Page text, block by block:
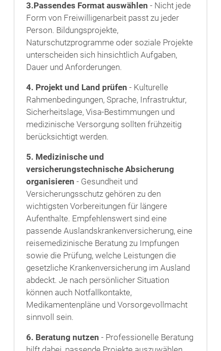
3.Passendes Format auswählen - Nicht jede
Form von Freiwilligenarbeit passt zu jeder
Person. Bildungsprojekte,
Naturschutzprogramme oder soziale Projekte
unterscheiden sich hinsichtlich Aufgaben,
Dauer und Anforderungen.
4. Projekt und Land prüfen - Kulturelle
Rahmenbedingungen, Sprache, Infrastruktur,
Sicherheitslage, Visa-Bestimmungen und
medizinische Versorgung sollten frühzeitig
berücksichtigt werden.
5. Medizinische und
versicherungstechnische Absicherung
organisieren - Gesundheit und
Versicherungsschutz gehören zu den
wichtigsten Vorbereitungen für längere
Aufenthalte. Empfehlenswert sind eine
passende Auslandskrankenversicherung, eine
reisemedizinische Beratung zu Impfungen
sowie die Prüfung, welche Leistungen die
gesetzliche Krankenversicherung im Ausland
abdeckt. Je nach persönlicher Situation
können auch Notfallkontakte,
Medikamentenpläne und Vorsorgevollmacht
sinnvoll sein.
6. Beratung nutzen - Professionelle Beratung